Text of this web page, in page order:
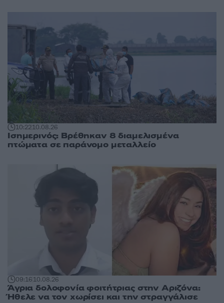
10:2210.08.26
Ισημερινός: Βρέθηκαν 8 διαμελισμένα
πτώματα σε παράνομο μεταλλείο
09:1610.08.26
Άγρια δολοφονία φοιτήτριας στην Αριζόνα:
Ήθελε να τον χωρίσει και την στραγγάλισε